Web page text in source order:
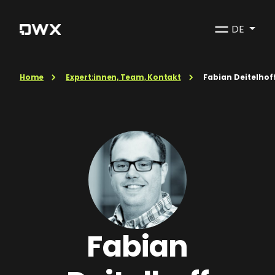
DE
Home Expert:innen, Team, Kontakt Fabian
Fabian